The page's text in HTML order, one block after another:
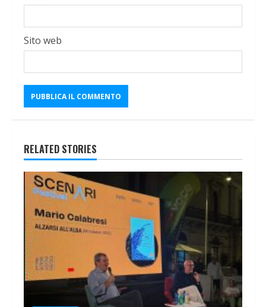
Sito web
RELATED STORIES